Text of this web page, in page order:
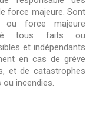
force majeure. Sont
ou force majeure
tous faits ou
et indépendants
en cas de grève
et de catastrophes
incendies.